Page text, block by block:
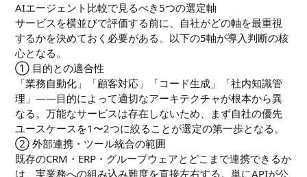
AIエージェント比較で見るべき5つの選定軸
サービスを横並びで評価する前に、自社がどの軸を最重視
するかを決めておく必要がある。以下の5軸が導入判断の核
心となる。
① 目的との適合性
「業務自動化」「顧客対応」「コード生成」「社内知識管
理」——目的によって適切なアーキテクチャが根本から異
なる。万能なサービスは存在しないため、まず自社の優先
ユースケースを1〜2つに絞ることが選定の第一歩となる。
② 外部連携・ツール統合の範囲
既存のCRM・ERP・グループウェアとどこまで連携できるか
は、実業務への組み込み難度を直接左右する。単にAPIが公